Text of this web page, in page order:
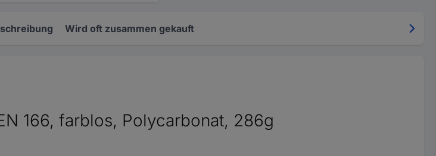
Wird oft zusammen gekauft
166, farblos, Polycarbonat, 286g